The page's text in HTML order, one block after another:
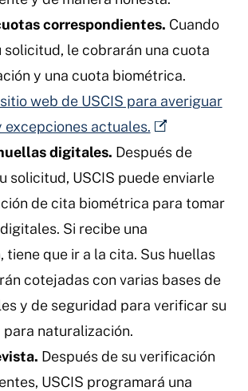
correspondientes. Cuando
solicitud, le cobrarán una cuota
y una cuota biométrica.
web de USCIS para averiguar
excepciones actuales.
digitales. Después de
solicitud, USCIS puede enviarle
de cita biométrica para tomar
Si recibe una
tiene que ir a la cita. Sus huellas
cotejadas con varias bases de
y de seguridad para verificar su
naturalización.
Después de su verificación
USCIS programará una